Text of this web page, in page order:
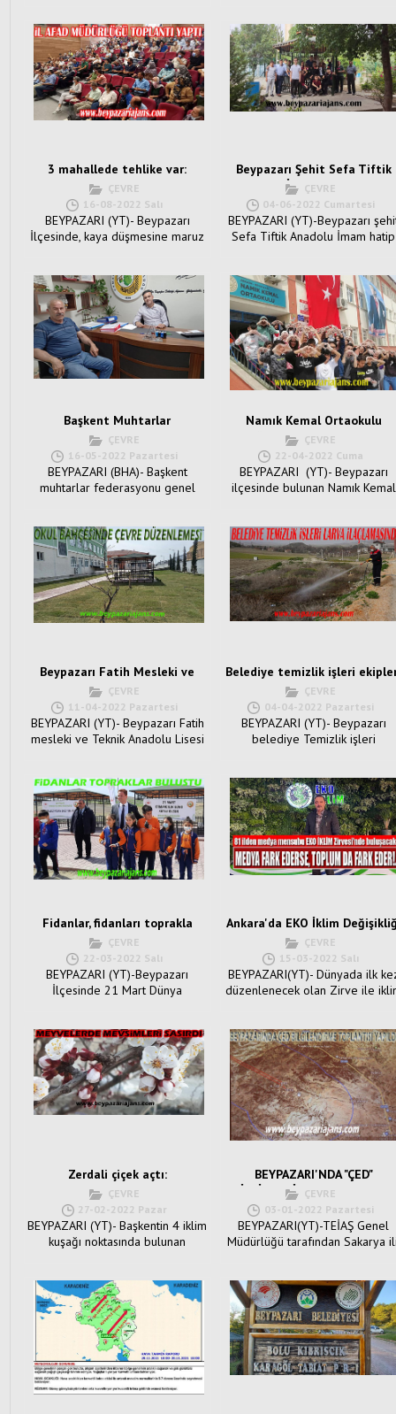
3 mahallede tehlike var:
ÇEVRE
16-08-2022 Salı
BEYPAZARI (YT)- Beypazarı
İlçesinde, kaya düşmesine maruz
Beypazarı Şehit Sefa Tiftik
Anadolu İmam hatip Lisesi
öğrencilerinden çevre
duyarlılığı:
ÇEVRE
04-06-2022 Cumartesi
BEYPAZARI (YT)-Beypazarı
Sefa Tiftik Anadolu İmam hatip
Başkent Muhtarlar
federasyonu Başkanı Muammer
Köksal’dan Orman İşletme
müdürlüğüne ziyaret:
ÇEVRE
16-05-2022 Pazartesi
BEYPAZARI (BHA)- Başkent
muhtarlar federasyonu genel
Namık Kemal Ortaokulu
öğrencilerinden sosyal
sorumluluk projesi:
ÇEVRE
22-04-2022 Cuma
BEYPAZARI (YT)- Beypazarı
ilçesinde bulunan Namık Kemal
Beypazarı Fatih Mesleki ve
Teknik Anadolu Lisesi baçesi:
ÇEVRE
11-04-2022 Pazartesi
BEYPAZARI (YT)- Beypazarı Fatih
mesleki ve Teknik Anadolu Lisesi
Belediye temizlik işleri
Larva ilaçlamasında:
ÇEVRE
04-04-2022 Pazartesi
BEYPAZARI (YT)- Beypazarı
belediye Temizlik işleri
Fidanlar, fidanları toprakla
buluşturdu:.
ÇEVRE
22-03-2022 Salı
BEYPAZARI (YT)-Beypazarı
İlçesinde 21 Mart Dünya
Ankara'da EKO İklim
zirvesi:
ÇEVRE
15-03-2022 Salı
BEYPAZARI(YT)- Dünyada ilk
düzenlenecek olan Zirve ile
Zerdali çiçek açtı:
ÇEVRE
27-02-2022 Pazar
BEYPAZARI (YT)- Başkentin 4 iklim
kuşağı noktasında bulunan
BEYPAZARI'NDA "ÇED"
BİLGİLENDİRME TOPLANTISI
ÇEVRE
03-01-2022 Pazartesi
BEYPAZARI(YT)-TEİAŞ Genel
Müdürlüğü tarafından Sakarya